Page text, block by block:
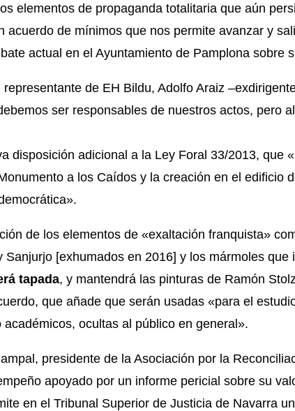
elementos de propaganda totalitaria que aún
acuerdo de mínimos que nos permite avanzar y
actual en el Ayuntamiento de Pamplona sobre
de EH Bildu, Adolfo Araiz
ser responsables de nuestros actos, pero
disposición adicional a la Ley Foral 33/2013, que
a los Caídos y la creación en el edificio
de los elementos de «exaltación franquista»
Sanjurjo [exhumados en 2016] y los mármoles
tapada, y mantendrá las pinturas de Ramón
que añade que serán usadas «para el
ocultas al público en general».
presidente de la Asociación por la
apoyado por un informe pericial sobre su
en el Tribunal Superior de Justicia de Navarra